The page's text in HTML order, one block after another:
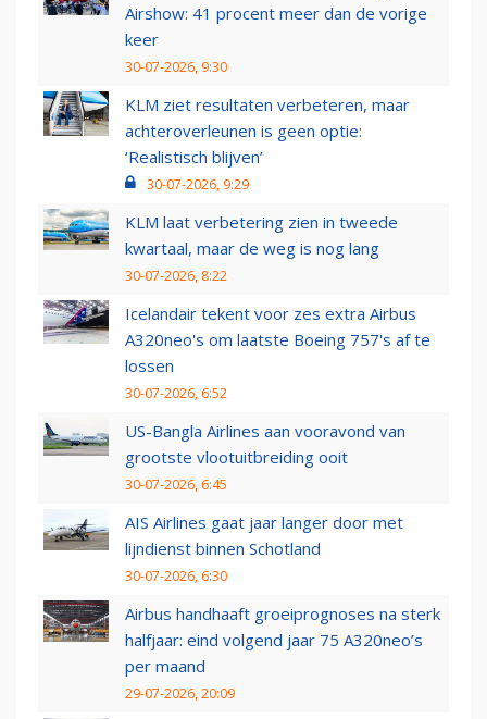
Airshow: 41 procent meer dan de vorige
keer
30-07-2026, 9:30
KLM ziet resultaten verbeteren, maar
achteroverleunen is geen optie:
‘Realistisch blijven’
30-07-2026, 9:29
KLM laat verbetering zien in tweede
kwartaal, maar de weg is nog lang
30-07-2026, 8:22
Icelandair tekent voor zes extra Airbus
A320neo's om laatste Boeing 757's af te
lossen
30-07-2026, 6:52
US-Bangla Airlines aan vooravond van
grootste vlootuitbreiding ooit
30-07-2026, 6:45
AIS Airlines gaat jaar langer door met
lijndienst binnen Schotland
30-07-2026, 6:30
Airbus handhaaft groeiprognoses na sterk
halfjaar: eind volgend jaar 75 A320neo’s
per maand
29-07-2026, 20:09